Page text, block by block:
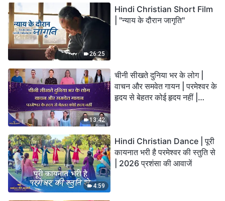
26:25
Hindi Christian Short Film
| "न्याय के दौरान जागृति"
13:42
चीनी सीखते दुनिया भर के लोग |
वाचन और समवेत गायन | परमेश्वर के
हृदय से बेहतर कोई हृदय नहीं |
4:59
Hindi Christian Dance | पूरी
कायनात भरी है परमेश्वर की स्तुति से
| 2026 प्रशंसा की आवाजें